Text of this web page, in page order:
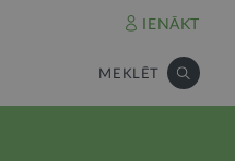
IENĀKT
MEKLĒT